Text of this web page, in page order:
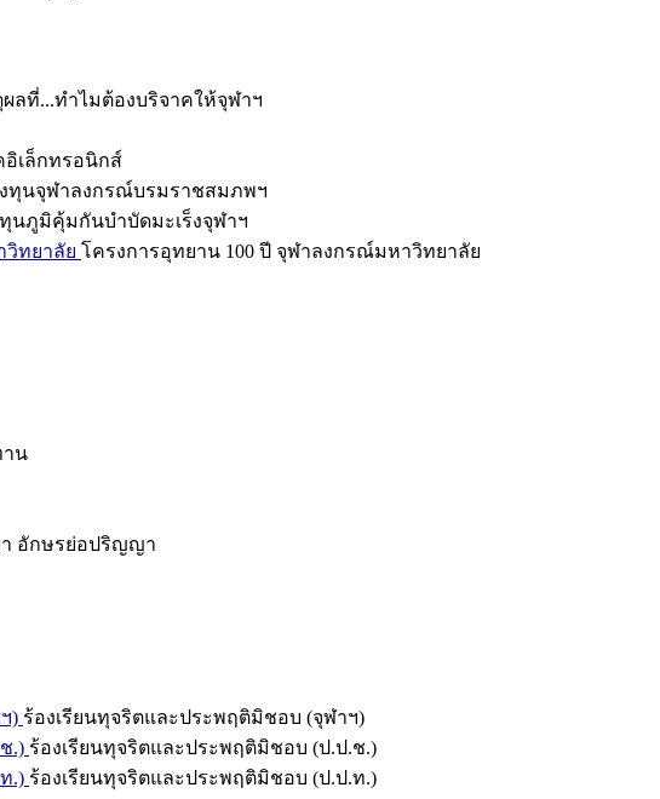
ผลที่...ทำไมต้องบริจาคให้จุฬาฯ
อิเล็กทรอนิกส์
ทุนจุฬาลงกรณ์บรมราชสมภพฯ
นภูมิคุ้มกันบำบัดมะเร็งจุฬาฯ
วิทยาลัย โครงการอุทยาน 100 ปี จุฬาลงกรณ์มหาวิทยาลัย
าน
อักษรย่อปริญญา
) ร้องเรียนทุจริตและประพฤติมิชอบ (จุฬาฯ)
.) ร้องเรียนทุจริตและประพฤติมิชอบ (ป.ป.ช.)
.) ร้องเรียนทุจริตและประพฤติมิชอบ (ป.ป.ท.)